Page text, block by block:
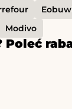
Modivo
Poleć